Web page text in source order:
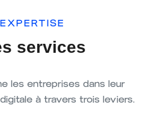
EXPERTISE
services
les entreprises dans leur
à travers trois leviers.